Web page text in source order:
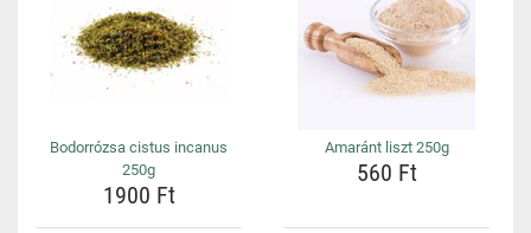
Bodorrózsa cistus incanus
250g
1900 Ft
Amaránt liszt 250g
560 Ft